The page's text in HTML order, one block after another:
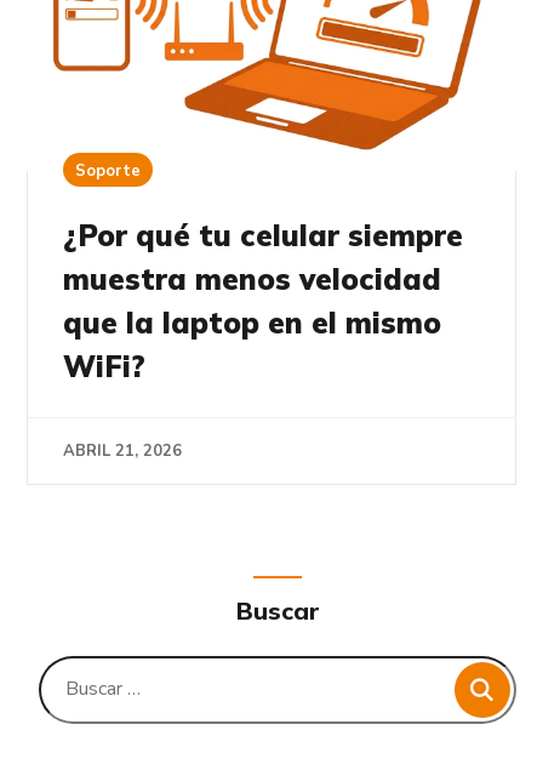
Soporte
¿Por qué tu celular siempre
muestra menos velocidad
que la laptop en el mismo
WiFi?
ABRIL 21, 2026
Buscar